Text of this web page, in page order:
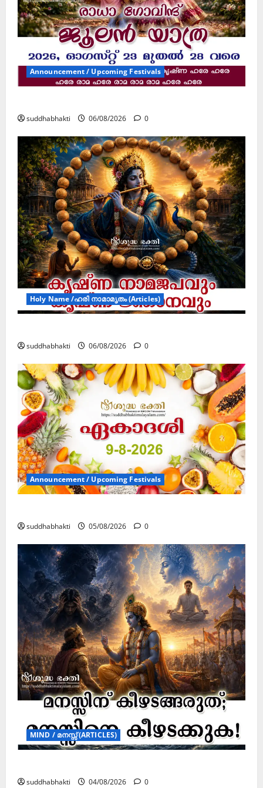
Announcement / Upcoming Festivals
suddhabhakti 06/08/2026 0
Holy Name /ഹരി നാമാമൃതം (Articles)
suddhabhakti 06/08/2026 0
Announcement / Upcoming Festivals
suddhabhakti 05/08/2026 0
MIND / മനസ്സ് (ARTICLES)
suddhabhakti 04/08/2026 0